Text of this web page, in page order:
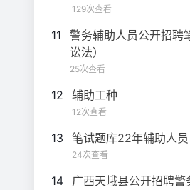
129次查看
11
警务辅助人员公开招聘
讼法）
25次查看
12 辅助工种
12次查看
13 笔试题库22年辅助人员
24次查看
14
广西天峨县公开招聘